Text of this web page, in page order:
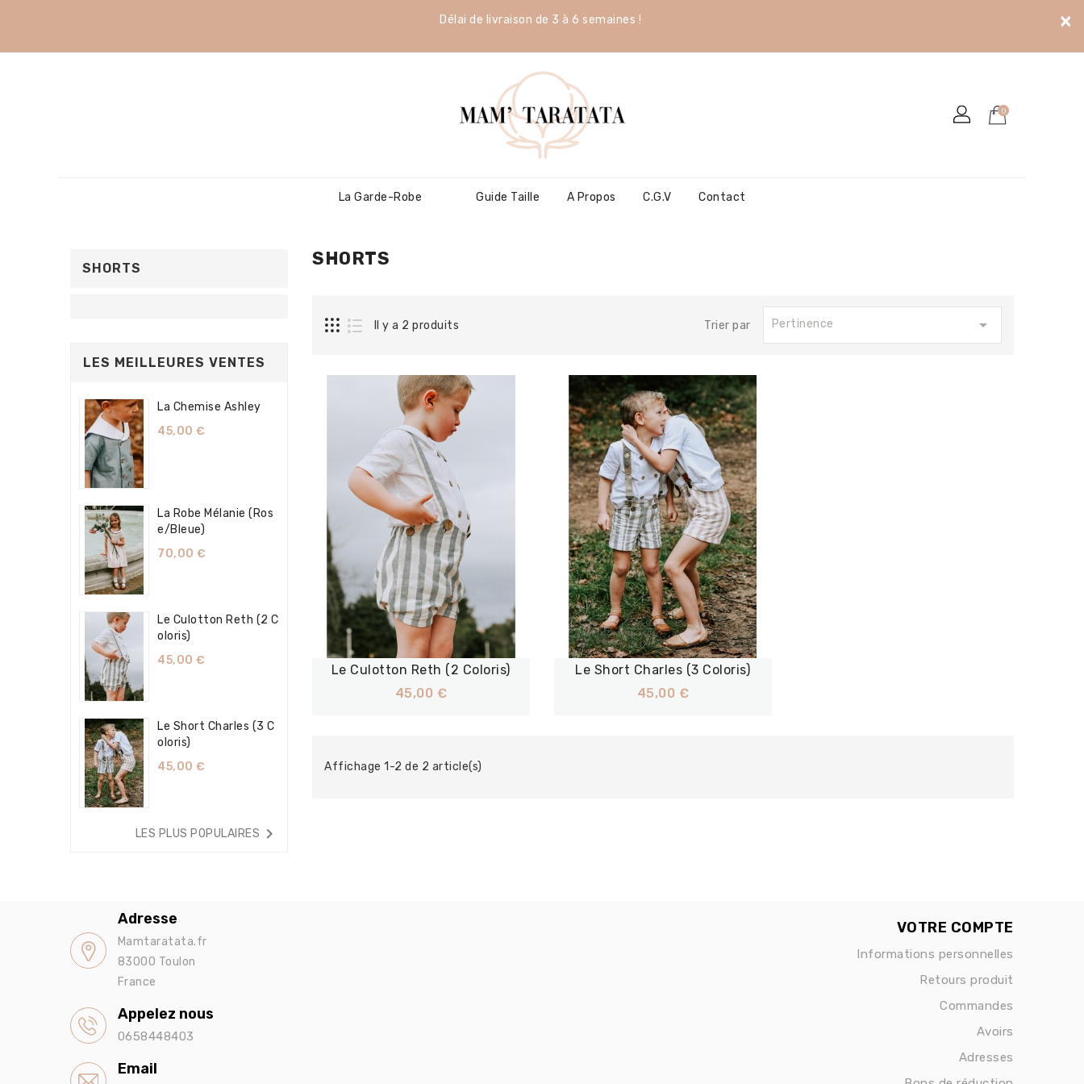
Délai de livraison de 3 à 6 semaines ! ×
0
La Garde-Robe Guide Taille A Propos C.G.V Contact
SHORTS
LES MEILLEURES VENTES
La Chemise Ashley
45,00 €
La Robe Mélanie (Ros
E/bleue)
70,00 €
Le Culotton Reth (2 C
Oloris)
45,00 €
Le Short Charles (3 C
Oloris)
45,00 €
LES PLUS POPULAIRES 
SHORTS
Il y a 2 produits Trier par Pertinence 
Le Culotton Reth (2 Coloris)
45,00 €
Le Short Charles (3 Coloris)
45,00 €
Affichage 1-2 de 2 article(s)
Adresse
Mamtaratata.fr
83000 Toulon
France
Appelez nous
0658448403
Email
VOTRE COMPTE
Informations personnelles
Retours produit
Commandes
Avoirs
Adresses